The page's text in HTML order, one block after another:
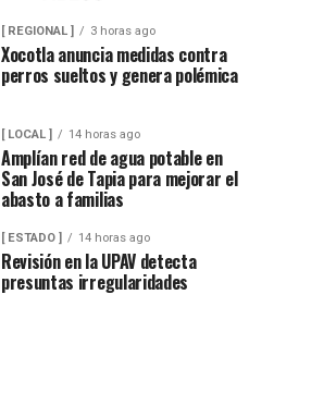
[ REGIONAL ] 3 horas ago
Xocotla anuncia medidas contra
perros sueltos y genera polémica
[ LOCAL ] 14 horas ago
Amplían red de agua potable en
San José de Tapia para mejorar el
abasto a familias
[ ESTADO ] 14 horas ago
Revisión en la UPAV detecta
presuntas irregularidades